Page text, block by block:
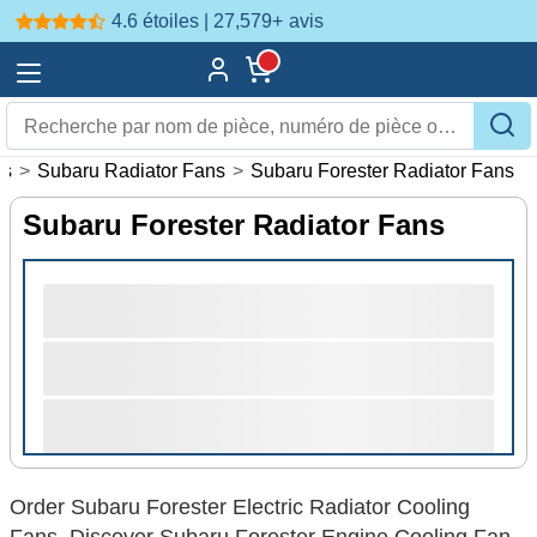
4.6 étoiles | 27,579+ avis
> Subaru Radiator Fans > Subaru Forester Radiator Fans
Subaru Forester Radiator Fans
Order Subaru Forester Electric Radiator Cooling